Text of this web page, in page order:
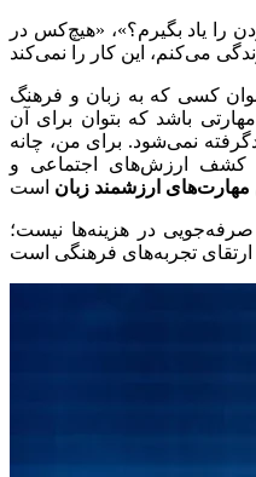
را یاد بگیرم؟»، «هیچ‌کس در
کسی که به زبان و فرهنگ
باشد که بتوان برای آن
نمی‌شود. برای من، چانه
کشف ارزش‌های اجتماعی و
مهارت‌های ارزشمند زبان
در هزینه‌ها نیست؛